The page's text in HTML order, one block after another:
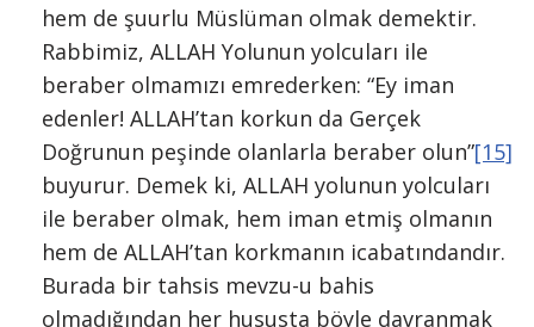
hem de şuurlu Müslüman olmak demektir.
Rabbimiz, ALLAH Yolunun yolcuları ile
beraber olmamızı emrederken: “Ey iman
edenler! ALLAH’tan korkun da Gerçek
Doğrunun peşinde olanlarla beraber olun”[15]
buyurur. Demek ki, ALLAH yolunun yolcuları
ile beraber olmak, hem iman etmiş olmanın
hem de ALLAH’tan korkmanın icabatındandır.
Burada bir tahsis mevzu-u bahis
olmadığından her hususta böyle davranmak